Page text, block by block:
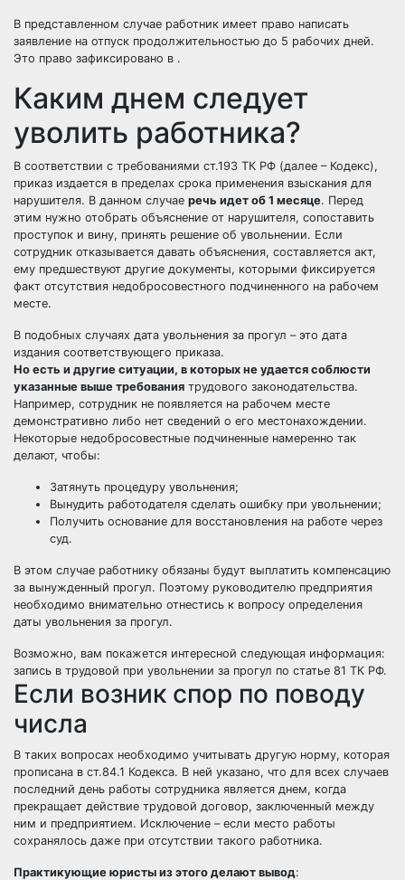
В представленном случае работник имеет право написать
заявление на отпуск продолжительностью до 5 рабочих дней.
Это право зафиксировано в .
Каким днем следует
уволить работника?
В соответствии с требованиями ст.193 ТК РФ (далее – Кодекс),
приказ издается в пределах срока применения взыскания для
нарушителя. В данном случае речь идет об 1 месяце. Перед
этим нужно отобрать объяснение от нарушителя, сопоставить
проступок и вину, принять решение об увольнении. Если
сотрудник отказывается давать объяснения, составляется акт,
ему предшествуют другие документы, которыми фиксируется
факт отсутствия недобросовестного подчиненного на рабочем
месте.
В подобных случаях дата увольнения за прогул – это дата
издания соответствующего приказа.
Но есть и другие ситуации, в которых не удается соблюсти
указанные выше требования трудового законодательства.
Например, сотрудник не появляется на рабочем месте
демонстративно либо нет сведений о его местонахождении.
Некоторые недобросовестные подчиненные намеренно так
делают, чтобы:
Затянуть процедуру увольнения;
Вынудить работодателя сделать ошибку при увольнении;
Получить основание для восстановления на работе через
суд.
В этом случае работнику обязаны будут выплатить компенсацию
за вынужденный прогул. Поэтому руководителю предприятия
необходимо внимательно отнестись к вопросу определения
даты увольнения за прогул.
Возможно, вам покажется интересной следующая информация:
запись в трудовой при увольнении за прогул по статье 81 ТК РФ.
Если возник спор по поводу
числа
В таких вопросах необходимо учитывать другую норму, которая
прописана в ст.84.1 Кодекса. В ней указано, что для всех случаев
последний день работы сотрудника является днем, когда
прекращает действие трудовой договор, заключенный между
ним и предприятием. Исключение – если место работы
сохранялось даже при отсутствии такого работника.
Практикующие юристы из этого делают вывод: